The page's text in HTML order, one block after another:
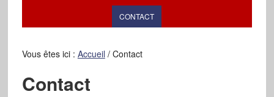
CONTACT
Vous êtes ici : Accueil /Contact
Contact